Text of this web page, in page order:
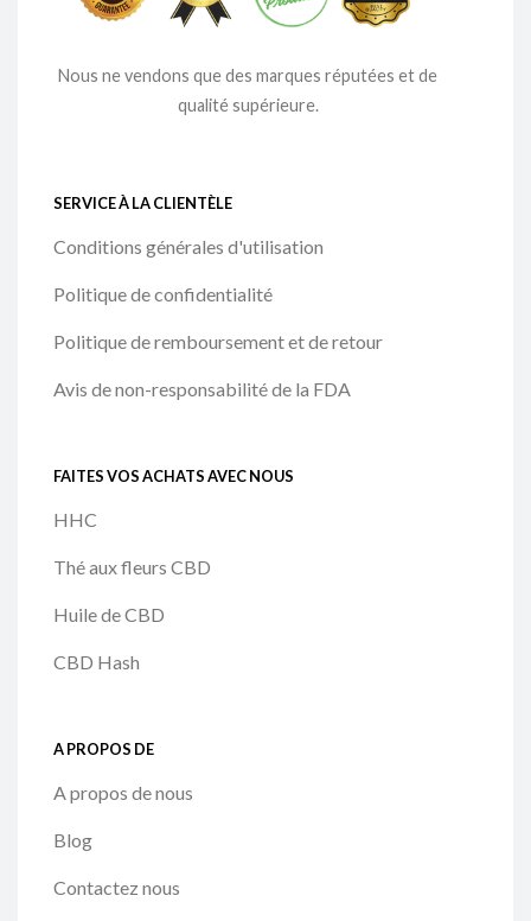
Nous ne vendons que des marques réputées et de
qualité supérieure.
SERVICE À LA CLIENTÈLE
Conditions générales d'utilisation
Politique de confidentialité
Politique de remboursement et de retour
Avis de non-responsabilité de la FDA
FAITES VOS ACHATS AVEC NOUS
HHC
Thé aux fleurs CBD
Huile de CBD
CBD Hash
A PROPOS DE
A propos de nous
Blog
Contactez nous